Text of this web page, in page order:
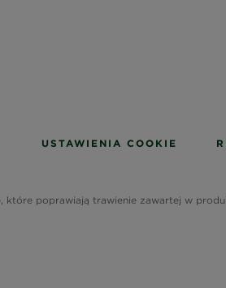
USTAWIENIA COOKIE
poprawiają trawienie zawartej w